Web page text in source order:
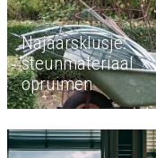
Najaarsklusje:
steunmateriaal
opruimen